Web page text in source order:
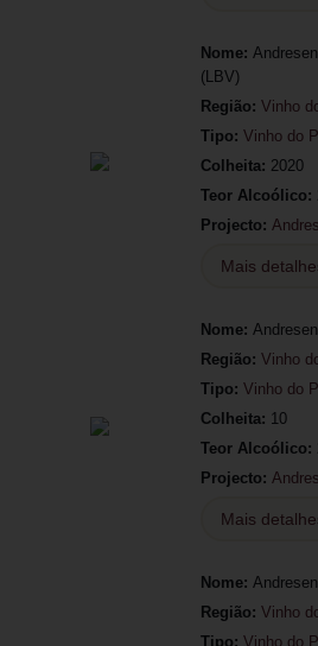
Nome:
(LBV)
Região: Vinho
Tipo: Vinho do
Colheita: 2020
Teor Alcoólico:
Projecto:
Mais
Nome:
Região: Vinho
Tipo: Vinho do
Colheita: 10
Teor Alcoólico:
Projecto:
Mais
Nome:
Região: Vinho
Tipo: Vinho do